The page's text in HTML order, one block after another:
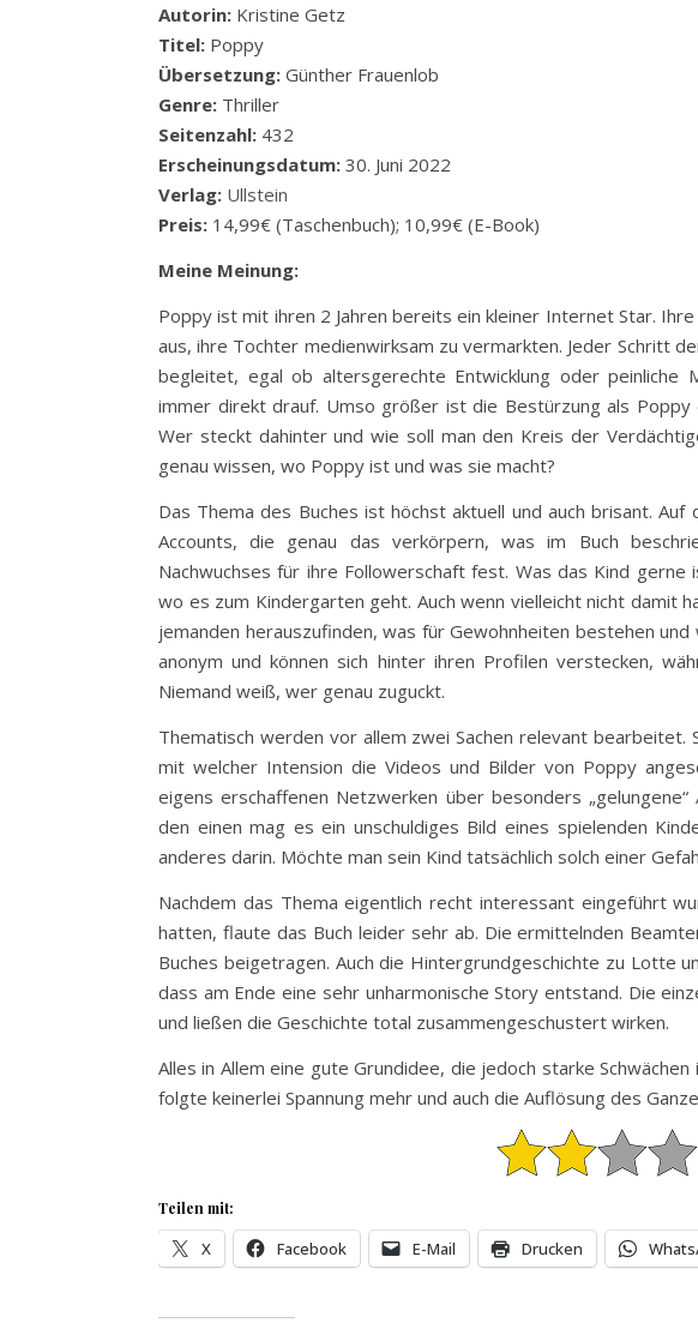
Autorin: Kristine Getz
Titel: Poppy
Übersetzung: Günther Frauenlob
Genre: Thriller
Seitenzahl: 432
Erscheinungsdatum: 30. Juni 2022
Verlag: Ullstein
Preis: 14,99€ (Taschenbuch); 10,99€ (E-Book)
Meine Meinung:
Poppy ist mit ihren 2 Jahren bereits ein kleiner Internet Star.
aus, ihre Tochter medienwirksam zu vermarkten. Jeder Schritt
begleitet, egal ob altersgerechte Entwicklung oder peinliche
immer direkt drauf. Umso größer ist die Bestürzung als
Wer steckt dahinter und wie soll man den Kreis der
genau wissen, wo Poppy ist und was sie macht?
Das Thema des Buches ist höchst aktuell und auch brisant.
Accounts, die genau das verkörpern, was im Buch
Nachwuchses für ihre Followerschaft fest. Was das Kind
wo es zum Kindergarten geht. Auch wenn vielleicht nicht damit
jemanden herauszufinden, was für Gewohnheiten bestehen
anonym und können sich hinter ihren Profilen verstecken,
Niemand weiß, wer genau zuguckt.
Thematisch werden vor allem zwei Sachen relevant bearbeitet.
mit welcher Intension die Videos und Bilder von Poppy
eigens erschaffenen Netzwerken über besonders
den einen mag es ein unschuldiges Bild eines spielenden
anderes darin. Möchte man sein Kind tatsächlich solch einer
Nachdem das Thema eigentlich recht interessant eingeführt
hatten, flaute das Buch leider sehr ab. Die ermittelnden
Buches beigetragen. Auch die Hintergrundgeschichte zu Lotte
dass am Ende eine sehr unharmonische Story entstand. Die
und ließen die Geschichte total zusammengeschustert wirken.
Alles in Allem eine gute Grundidee, die jedoch starke
folgte keinerlei Spannung mehr und auch die Auflösung des
Teilen mit:
X Facebook E-Mail Drucken